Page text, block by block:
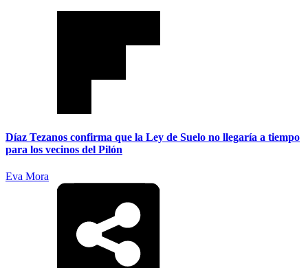
Díaz Tezanos confirma que la Ley de Suelo no llegaría a tiempo
para los vecinos del Pilón
Eva Mora